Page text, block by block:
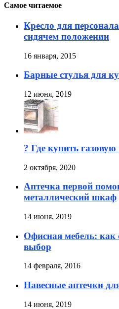
Самое читаемое
Кресло для
сидячем положении
16 января, 2015
Барные стулья для
12 июня, 2019
? Где купить газовую
2 октября, 2020
Аптечка первой
металлический шкаф
14 июня, 2019
Офисная мебель: как
выбор
14 февраля, 2016
Навесные аптечки
14 июня, 2019